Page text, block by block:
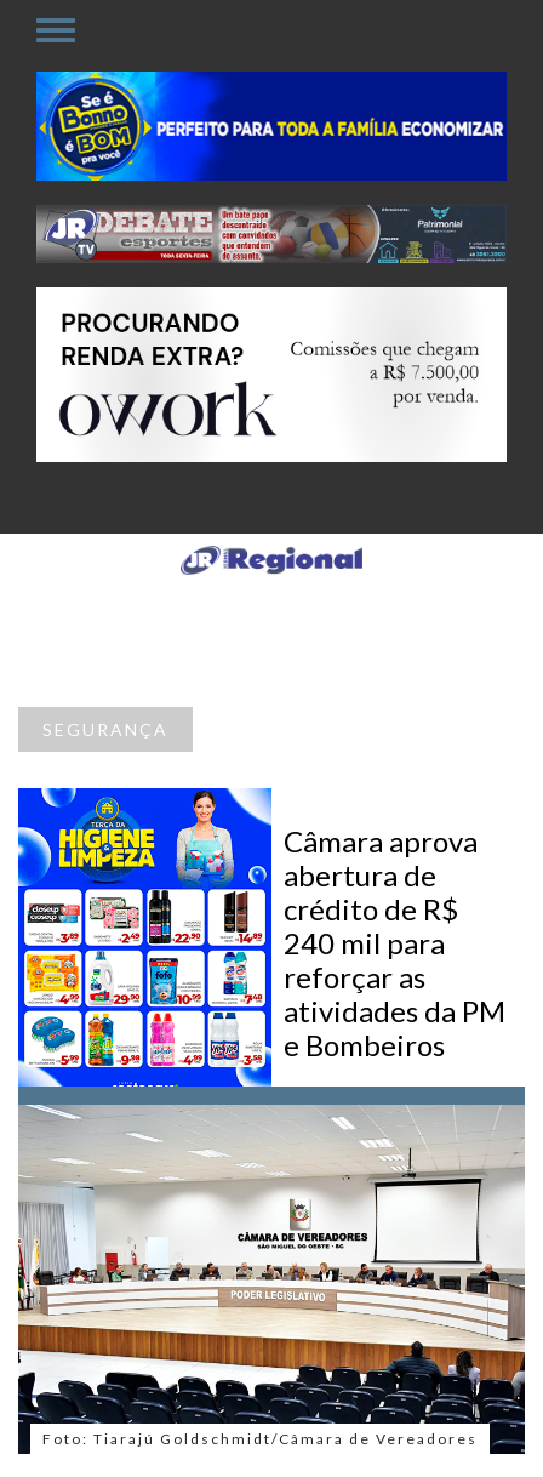
SEGURANÇA
Câmara aprova
abertura de
crédito de R$
240 mil para
reforçar as
atividades da PM
e Bombeiros
Foto: Tiarajú Goldschmidt/Câmara de Vereadores